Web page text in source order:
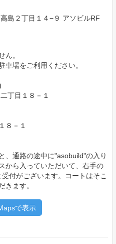
島２丁目１４−９ アソビルRF
ん。
車場をご利用ください。
丁目１８－１
８－１
、通路の途中に"asobuild"の入り
から入っていただいて、右手の
付がございます。コートはそこ
きます。
で表示